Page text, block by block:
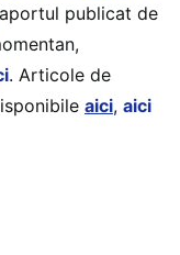
publicat de
. Articole de
aici, aici